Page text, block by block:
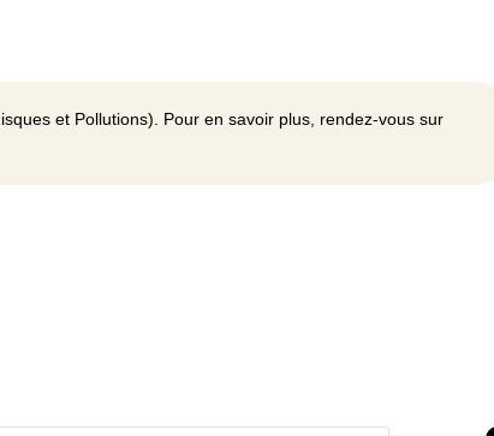
et Pollutions). Pour en savoir plus, rendez-vous sur